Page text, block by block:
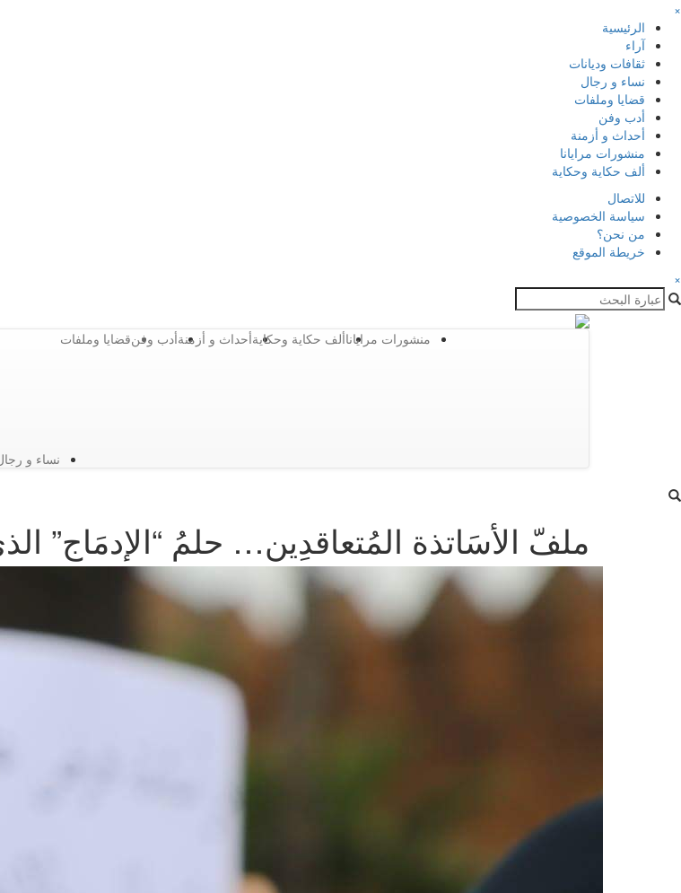
×
الرئيسية
آراء
ثقافات وديانات
نساء و رجال
قضايا وملفات
أدب وفن
أحداث و أزمنة
منشورات مرايانا
ألف حكاية وحكاية
للاتصال
سياسة الخصوصية
من نحن؟
خريطة الموقع
×
نساء و
قضايا وملفاتأدب وفنأحداث و أزمنةألف حكاية وحكايةمنشورات مرايانا
ملفّ الأسَاتذة المُتعاقدِين… حلمُ “الإدمَاج”